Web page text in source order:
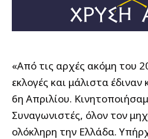
«Από τις αρχές ακόμη του
εκλογές και μάλιστα
6η Απριλίου.
Συναγωνιστές, όλον τον
ολόκληρη την Ελλάδα.